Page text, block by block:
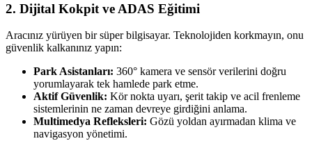
2. Dijital Kokpit ve ADAS Eğitimi
Aracınız yürüyen bir süper bilgisayar. Teknolojiden korkmayın, onu
güvenlik kalkanınız yapın:
Park Asistanları: 360° kamera ve sensör verilerini doğru
yorumlayarak tek hamlede park etme.
Aktif Güvenlik: Kör nokta uyarı, şerit takip ve acil frenleme
sistemlerinin ne zaman devreye girdiğini anlama.
Multimedya Refleksleri: Gözü yoldan ayırmadan klima ve
navigasyon yönetimi.